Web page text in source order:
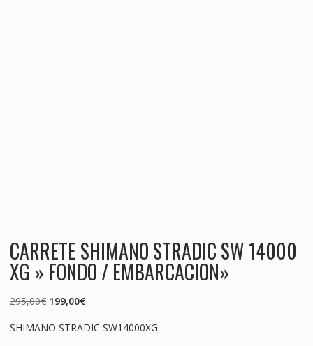
CARRETE SHIMANO STRADIC SW 14000
XG » FONDO / EMBARCACION»
295,00€ El
original
199,00€El
actual
SHIMANO STRADIC SW14000XG